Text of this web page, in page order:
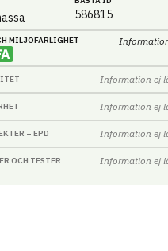
586815
MILJÖ­FARLIGHET
Information ej
Information ej
– EPD Information ej
OCH TESTER Information ej